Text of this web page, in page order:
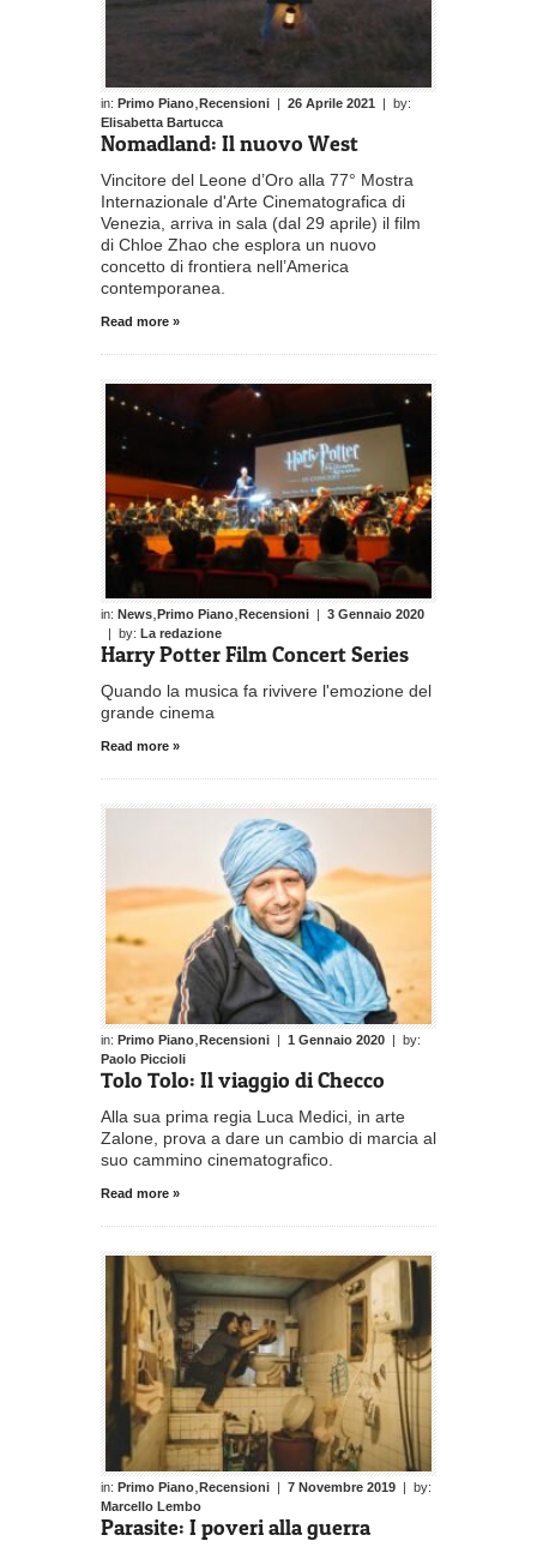
in: Primo Piano Recensioni | 26 Aprile 2021 | by:
Elisabetta Bartucca
Nomadland: Il nuovo West
Vincitore del Leone d’Oro alla 77° Mostra
Internazionale d'Arte Cinematografica di
Venezia, arriva in sala (dal 29 aprile) il film
di Chloe Zhao che esplora un nuovo
concetto di frontiera nell’America
contemporanea.
Read more »
in: News, Primo Piano, Recensioni
3 Gennaio 2020
| by: La redazione
Harry Potter Film Concert Series
Quando la musica fa rivivere l'emozione del
grande cinema
Read more »
in: Primo Piano, Recensioni 1 Gennaio 2020 | by:
Paolo Piccioli
Tolo Tolo: Il viaggio di Checco
Alla sua prima regia Luca Medici, in arte
Zalone, prova a dare un cambio di marcia al
suo cammino cinematografico.
Read more »
in: Primo Piano Recensioni | 7 Novembre 2019 | by:
Marcello Lembo
Parasite: I poveri alla guerra